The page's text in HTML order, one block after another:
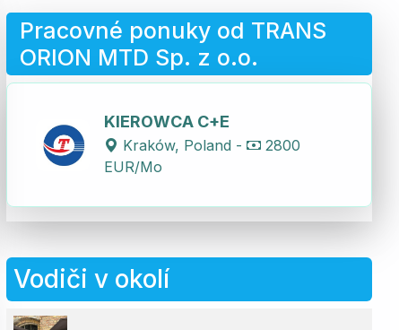
Pracovné ponuky od TRANS
ORION MTD Sp. z o.o.
KIEROWCA C+E
Kraków, Poland -
2800
EUR/Mo
Vodiči v okolí